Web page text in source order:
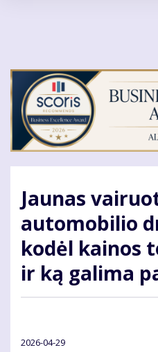
Jaunas
automobilio
kodėl kainos
ir ką galima
2026-04-29